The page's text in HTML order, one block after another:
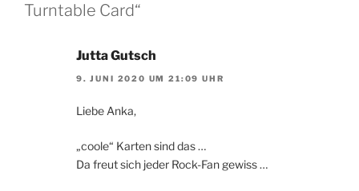
Turntable Card“
Jutta Gutsch
9. JUNI 2020 UM 21:09 UHR
Liebe Anka,
„coole“ Karten sind das …
Da freut sich jeder Rock-Fan gewiss …